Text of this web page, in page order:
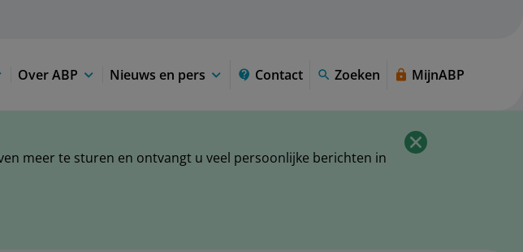
Over ABP Nieuws en pers Contact Zoeken MijnABP
meer te sturen en ontvangt u veel persoonlijke berichten in